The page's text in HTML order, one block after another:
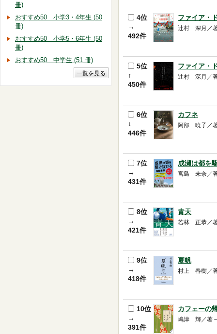
4位
→
492件
ファイア・
辻村 深月／
5位
↑
450件
ファイア・
辻村 深月／
6位
↓
446件
カフネ
阿部 暁子／
7位
→
431件
成瀬は都を
宮島 未奈／
8位
→
421件
青天
若林 正恭／
9位
→
418件
夏帆
村上 春樹／
10位
→
391件
カフェーの
嶋津 輝／著
冊)
おすすめ50 小学3・4年生 (50
冊)
おすすめ50 小学5・6年生 (50
冊)
おすすめ50 中学生 (51 冊)